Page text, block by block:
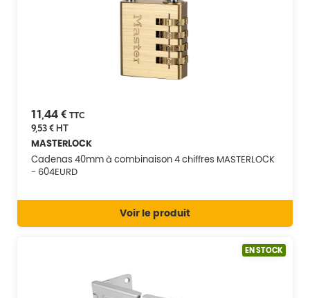
11,44 € TTC
9,53 €HT
MASTERLOCK
Cadenas 40mm à combinaison 4 chiffres MASTERLOCK
- 604EURD
Voir le produit
EN STOCK